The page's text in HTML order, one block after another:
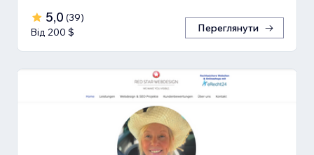
5,0 (39)
Від 200 $
Переглянути